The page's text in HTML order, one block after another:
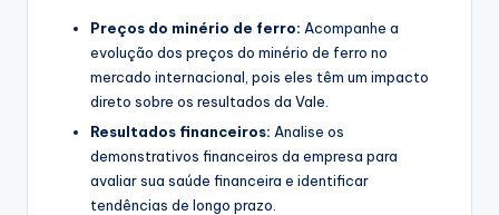
Preços do minério de ferro: Acompanhe a
evolução dos preços do minério de ferro no
mercado internacional, pois eles têm um impacto
direto sobre os resultados da Vale.
Resultados financeiros: Analise os
demonstrativos financeiros da empresa para
avaliar sua saúde financeira e identificar
tendências de longo prazo.